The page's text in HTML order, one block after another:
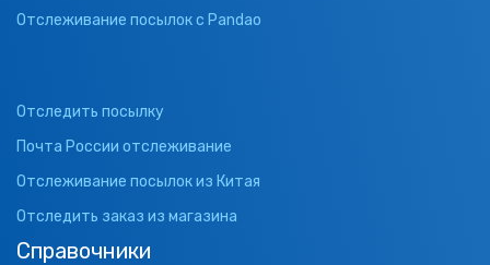
Отслеживание посылок с Pandao
Отследить посылку
Почта России отслеживание
Отслеживание посылок из Китая
Отследить заказ из магазина
Справочники